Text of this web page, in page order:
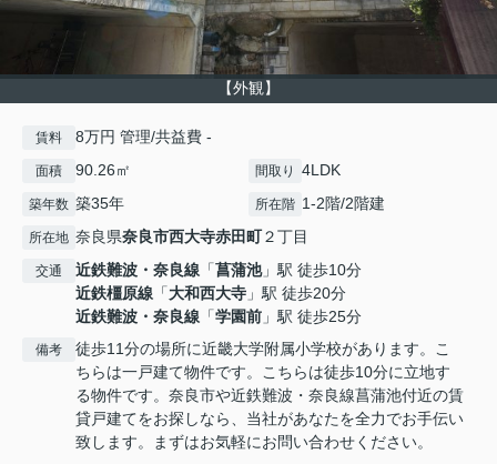
【外観】
賃料 8万円 管理/共益費 -
面積 90.26㎡ 間取り 4LDK
築年数 築35年 所在階 1-2階/2階建
所在地 奈良県奈良市西大寺赤田町２丁目
交通 近鉄難波・奈良線 「菖蒲池」駅 徒歩10分
近鉄橿原線 「大和西大寺 」駅 徒歩20分
近鉄難波・奈良線 「学園前 」駅 徒歩25分
備考
徒歩11分の場所に近畿大学附属小学校があります。こ
ちらは一戸建て物件です。こちらは徒歩10分に立地す
る物件です。奈良市や近鉄難波・奈良線菖蒲池付近の賃
貸戸建てをお探しなら、当社があなたを全力でお手伝い
致します。まずはお気軽にお問い合わせください。